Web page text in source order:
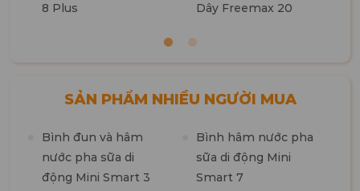
8 Plus
Dây Freemax 20
SẢN PHẨM NHIỀU NGƯỜI MUA
Bình đun và hâm
nước pha sữa di
động Mini Smart 3
Bình hâm nước pha
sữa di động Mini
Smart 7